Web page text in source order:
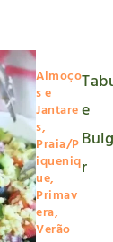
Almoço
s e
Jantare
s,
Praia/P
iqueniq
ue,
Primav
era,
Verão
e
r